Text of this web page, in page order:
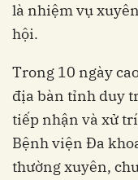
là nhiệm vụ
hội.
Trong 10 ngày
địa bàn tỉnh duy
tiếp nhận và xử
Bệnh viện Đa
thường xuyên,